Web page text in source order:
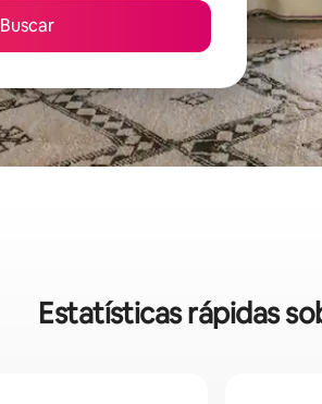
Buscar
Estatísticas rápidas